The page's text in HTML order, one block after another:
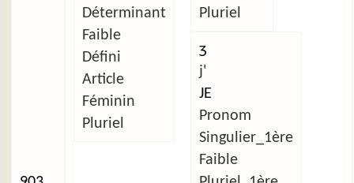
Déterminant
Faible
Défini
Article
Féminin
Pluriel
Pluriel
ʒ
j'
JE
Pronom
Singulier_1ère
Faible